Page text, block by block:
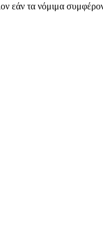
εάν τα νόμιμα